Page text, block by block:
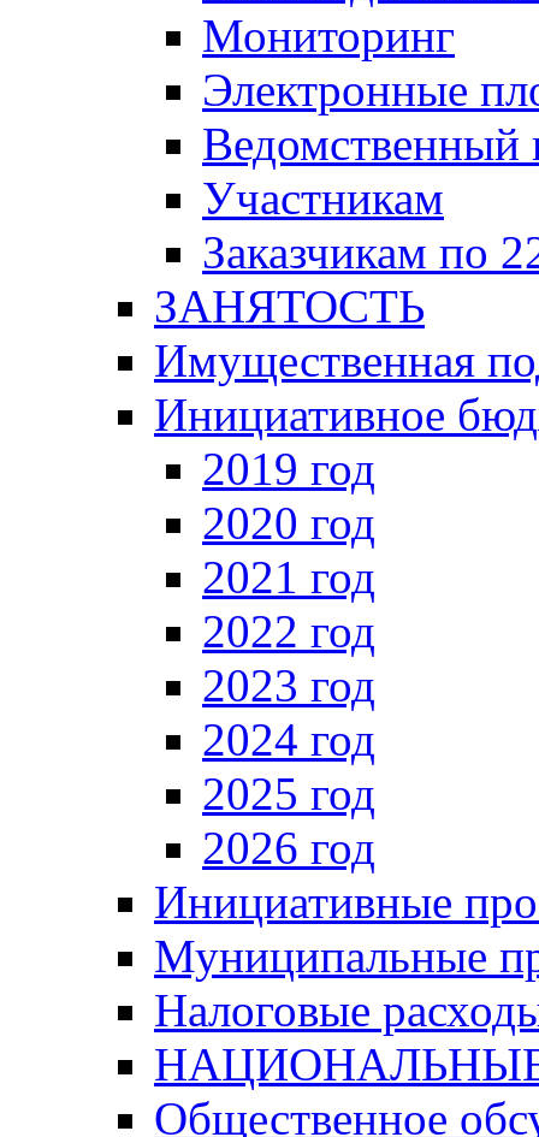
Мониторинг
Электронные
Ведомственный
Участникам
Заказчикам по
ЗАНЯТОСТЬ
Имущественная
Инициативное
2019 год
2020 год
2021 год
2022 год
2023 год
2024 год
2025 год
2026 год
Инициативные
Муниципальные
Налоговые
Общественное